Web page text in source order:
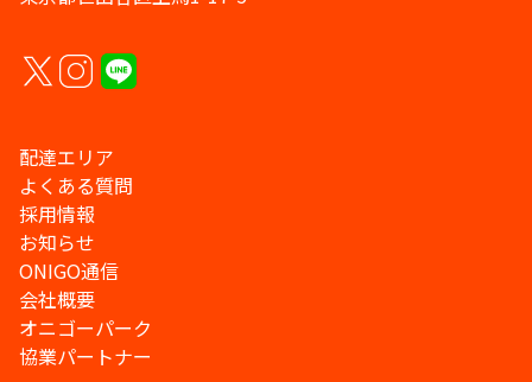
配達エリア
よくある質問
採用情報
お知らせ
ONIGO通信
会社概要
オニゴーパーク
協業パートナー